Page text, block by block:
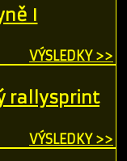
I
VÝSLEDKY >>
rallysprint
VÝSLEDKY >>